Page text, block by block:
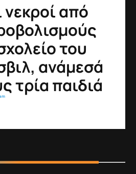
νεκροί από
του
ανάμεσά
τρία παιδιά